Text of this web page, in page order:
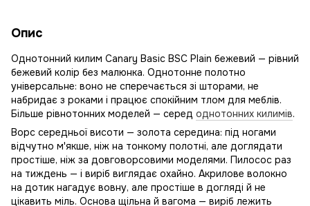
Опис
Однотонний килим Canary Basic BSC Plain бежевий — рівний
бежевий колір без малюнка. Однотонне полотно
універсальне: воно не сперечається зі шторами, не
набридає з роками і працює спокійним тлом для меблів.
Більше рівнотонних моделей — серед однотонних килимів.
Ворс середньої висоти — золота середина: під ногами
відчутно м'якше, ніж на тонкому полотні, але доглядати
простіше, ніж за довговорсовими моделями. Пилосос раз
на тиждень — і виріб виглядає охайно. Акрилове волокно
на дотик нагадує вовну, але простіше в догляді й не
цікавить міль. Основа щільна й вагома — виріб лежить